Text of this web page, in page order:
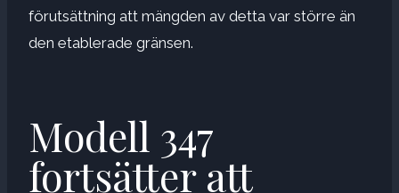
förutsättning att mängden av detta var större än
den etablerade gränsen.
Modell 347
fortsätter att